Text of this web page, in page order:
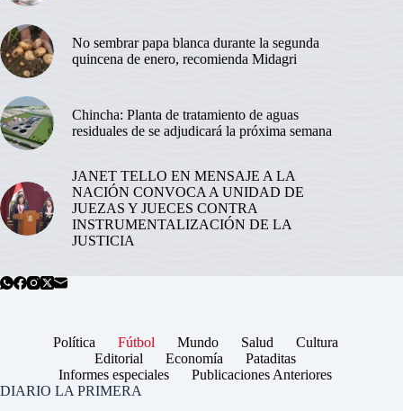
No sembrar papa blanca durante la segunda
quincena de enero, recomienda Midagri
Chincha: Planta de tratamiento de aguas
residuales de se adjudicará la próxima semana
JANET TELLO EN MENSAJE A LA
NACIÓN CONVOCA A UNIDAD DE
JUEZAS Y JUECES CONTRA
INSTRUMENTALIZACIÓN DE LA
JUSTICIA
Política Fútbol Mundo Salud
Cultura
Editorial
Economía
Pataditas
Informes especiales
Publicaciones Anteriores
DIARIO LA PRIMERA